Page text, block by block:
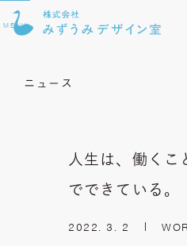
MENU
ニュース
人生は、働くこ
でできている。
2022. 3. 2